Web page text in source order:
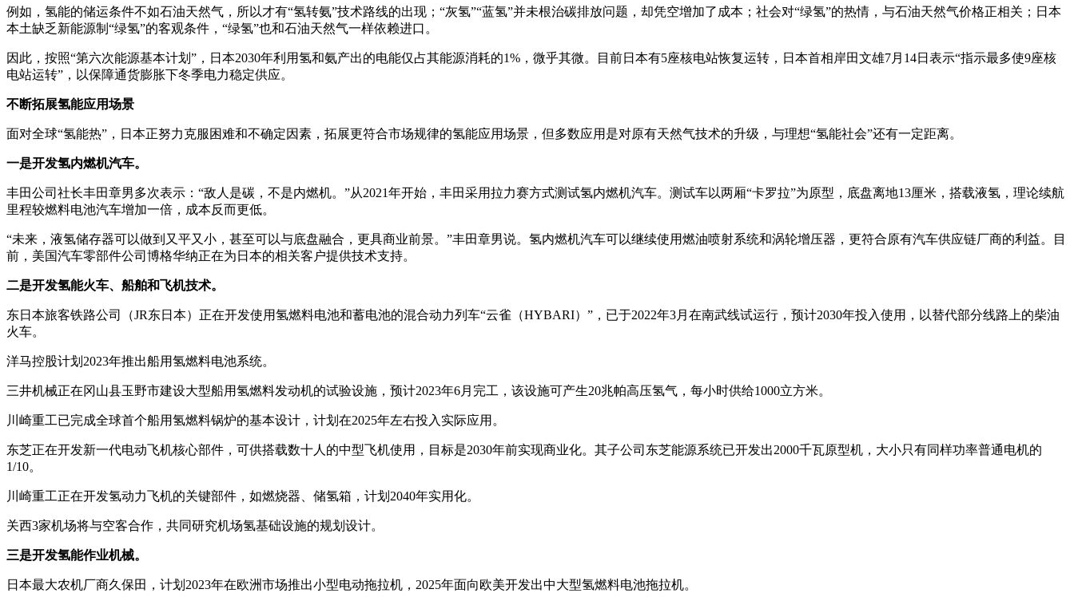
例如，氢能的储运条件不如石油天然气，所以才有“氢转氨”技术路线的出现；“灰氢”“蓝氢”并未根治碳排放问题，却凭空增加了成本；社会对“绿氢”的热情，与石油天然气价格正相关；日本
本土缺乏新能源制“绿氢”的客观条件，“绿氢”也和石油天然气一样依赖进口。
因此，按照“第六次能源基本计划”，日本2030年利用氢和氨产出的电能仅占其能源消耗的1%，微乎其微。目前日本有5座核电站恢复运转，日本首相岸田文雄7月14日表示“指示最多使9座核
电站运转”，以保障通货膨胀下冬季电力稳定供应。
不断拓展氢能应用场景
面对全球“氢能热”，日本正努力克服困难和不确定因素，拓展更符合市场规律的氢能应用场景，但多数应用是对原有天然气技术的升级，与理想“氢能社会”还有一定距离。
一是开发氢内燃机汽车。
丰田公司社长丰田章男多次表示：“敌人是碳，不是内燃机。”从2021年开始，丰田采用拉力赛方式测试氢内燃机汽车。测试车以两厢“卡罗拉”为原型，底盘离地13厘米，搭载液氢，理论续航
里程较燃料电池汽车增加一倍，成本反而更低。
“未来，液氢储存器可以做到又平又小，甚至可以与底盘融合，更具商业前景。”丰田章男说。氢内燃机汽车可以继续使用燃油喷射系统和涡轮增压器，更符合原有汽车供应链厂商的利益。目
前，美国汽车零部件公司博格华纳正在为日本的相关客户提供技术支持。
二是开发氢能火车、船舶和飞机技术。
东日本旅客铁路公司（JR东日本）正在开发使用氢燃料电池和蓄电池的混合动力列车“云雀（HYBARI）”，已于2022年3月在南武线试运行，预计2030年投入使用，以替代部分线路上的柴油
火车。
洋马控股计划2023年推出船用氢燃料电池系统。
三井机械正在冈山县玉野市建设大型船用氢燃料发动机的试验设施，预计2023年6月完工，该设施可产生20兆帕高压氢气，每小时供给1000立方米。
川崎重工已完成全球首个船用氢燃料锅炉的基本设计，计划在2025年左右投入实际应用。
东芝正在开发新一代电动飞机核心部件，可供搭载数十人的中型飞机使用，目标是2030年前实现商业化。其子公司东芝能源系统已开发出2000千瓦原型机，大小只有同样功率普通电机的
1/10。
川崎重工正在开发氢动力飞机的关键部件，如燃烧器、储氢箱，计划2040年实用化。
关西3家机场将与空客合作，共同研究机场氢基础设施的规划设计。
三是开发氢能作业机械。
日本最大农机厂商久保田，计划2023年在欧洲市场推出小型电动拖拉机，2025年面向欧美开发出中大型氢燃料电池拖拉机。